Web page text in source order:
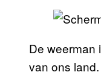
De weerman
van ons